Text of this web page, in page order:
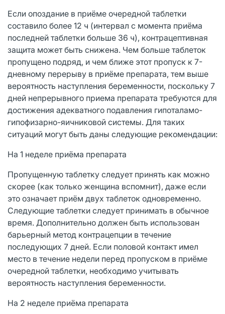
Если опоздание в приёме очередной таблетки
составило более 12 ч (интервал с момента приёма
последней таблетки больше 36 ч), контрацептивная
защита может быть снижена. Чем больше таблеток
пропущено подряд, и чем ближе этот пропуск к 7-
дневному перерыву в приёме препарата, тем выше
вероятность наступления беременности, поскольку 7
дней непрерывного приема препарата требуются для
достижения адекватного подавления гипоталамо-
гипофизарно-яичниковой системы. Для таких
ситуаций могут быть даны следующие рекомендации:
На 1 неделе приёма препарата
Пропущенную таблетку следует принять как можно
скорее (как только женщина вспомнит), даже если
это означает приём двух таблеток одновременно.
Следующие таблетки следует принимать в обычное
время. Дополнительно должен быть использован
барьерный метод контрацепции в течение
последующих 7 дней. Если половой контакт имел
место в течение недели перед пропуском в приёме
очередной таблетки, необходимо учитывать
вероятность наступления беременности.
На 2 неделе приёма препарата